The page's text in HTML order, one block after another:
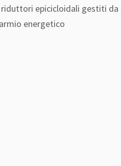
riduttori epicicloidali gestiti
energetico